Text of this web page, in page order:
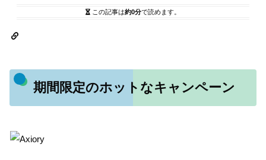
この記事は約0分で読めます。
期間限定のホットなキャンペーン